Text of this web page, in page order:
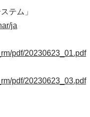
テム」
ja
pdf/20230623_01.pdf
pdf/20230623_03.pdf